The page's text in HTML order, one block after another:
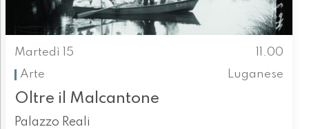
Martedì 15
11.00
Arte
Luganese
Oltre il Malcantone
Palazzo Reali